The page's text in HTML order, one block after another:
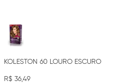
KOLESTON 60 LOURO ESCURO
R$ 36,49